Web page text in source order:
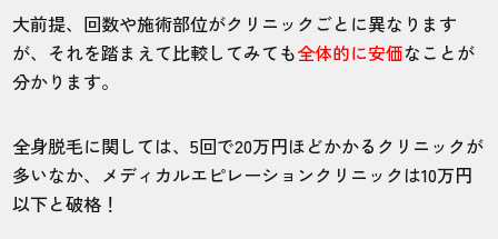
大前提、回数や施術部位がクリニックごとに異なります
が、それを踏まえて比較してみても全体的に安価なことが
分かります。
全身脱毛に関しては、5回で20万円ほどかかるクリニックが
多いなか、メディカルエピレーションクリニックは10万円
以下と破格！